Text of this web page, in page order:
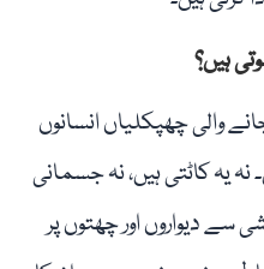
ہیں؟
والی چھپکلیاں انسانوں
یہ کاٹتی ہیں، نہ جسمانی
سے دیواروں اور چھتوں پر